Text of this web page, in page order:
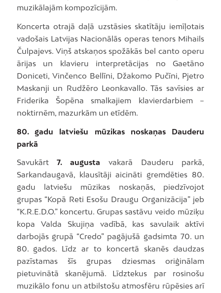
muzikālajām kompozīcijām.
Koncerta otrajā daļā uzstāsies skatītāju iemīļotais
vadošais Latvijas Nacionālās operas tenors Mihails
Čulpajevs. Viņš atskaņos spožākās bel canto operu
ārijas un klavieru interpretācijas no Gaetāno
Doniceti, Vinčenco Bellīni, Džakomo Pučīni, Pjetro
Maskanji un Rudžēro Leonkavallo. Tās savīsies ar
Friderika Šopēna smalkajiem klavierdarbiem –
noktirnēm, mazurkām un etīdēm.
80. gadu latviešu mūzikas noskaņas Dauderu
parkā
Savukārt7. augusta vakarā Dauderu parkā,
Sarkandaugavā, klausītāji aicināti gremdēties 80.
gadu latviešu mūzikas noskaņās, piedzīvojot
grupas “Kopā Reti Esošu Draugu Organizācija” jeb
“K.R.E.D.O.” koncertu. Grupas sastāvu veido mūziķu
kopa Valda Skujiņa vadībā, kas savulaik aktīvi
darbojās grupā “Credo” pagājušā gadsimta 70. un
80. gados. Līdz ar to koncertā skanēs daudzas
pazīstamas šīs grupas dziesmas oriģinālam
pietuvinātā skanējumā. Līdztekus par rosinošu
muzikālo fonu un atbilstošu atmosfēru rūpēsies arī